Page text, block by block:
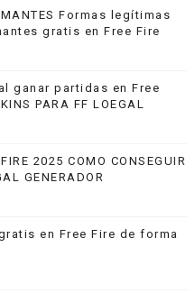
Formas legítimas
gratis en Free Fire
ganar partidas en Free
PARA FF LOEGAL
2025 COMO CONSEGUIR
GENERADOR
en Free Fire de forma